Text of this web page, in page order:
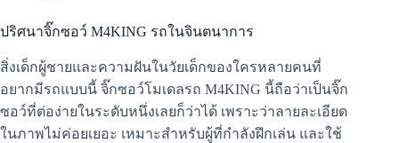
ปริศนาจิ๊กซอว์ M4KING รถในจินตนาการ
สิ่งเด็กผู้ชายและความฝันในวัยเด็กของใครหลายคนที่
อยากมีรถแบบนี้ จิ๊กซอว์โมเดลรถ M4KING นี้ถือว่าเป็นจิ๊ก
ซอว์ที่ต่อง่ายในระดับหนึ่งเลยก็ว่าได้ เพราะว่าลายละเอียด
ในภาพไม่ค่อยเยอะ เหมาะสำหรับผู้ที่กำลังฝึกเล่น และใช้